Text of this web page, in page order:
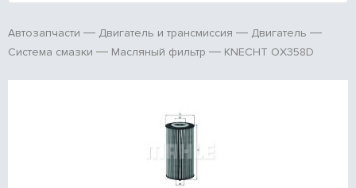
Автозапчасти Двигатель и трансмиссия
Двигатель
Система смазки
Масляный фильтр KNECHT OX358D